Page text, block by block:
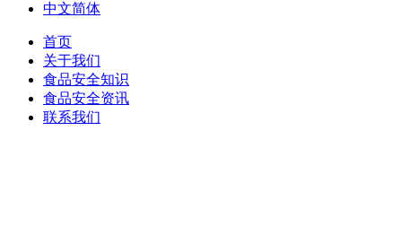
中文简体
首页
关于我们
食品安全知识
食品安全资讯
联系我们